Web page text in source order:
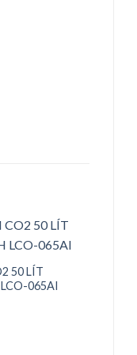
Add to
50 LÍT
065AI